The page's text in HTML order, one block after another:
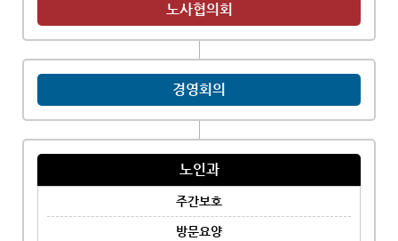
노사협의회
경영회의
노인과
주간보호
방문요양